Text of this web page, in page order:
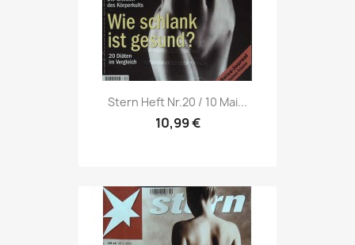
Vorschau
Stern Heft Nr.20 / 10 Mai...
10,99 €